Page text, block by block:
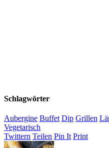
Schlagwörter
Aubergine Buffet Dip Grillen
Vegetarisch
Twittern Teilen Pin It Print